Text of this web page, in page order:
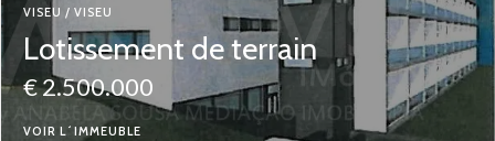
VISEU / VISEU
Lotissement de terrain
€ 2.500.000
VOIR L´IMMEUBLE